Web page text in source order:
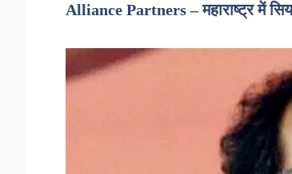
Alliance Partners – महाराष्ट्र में